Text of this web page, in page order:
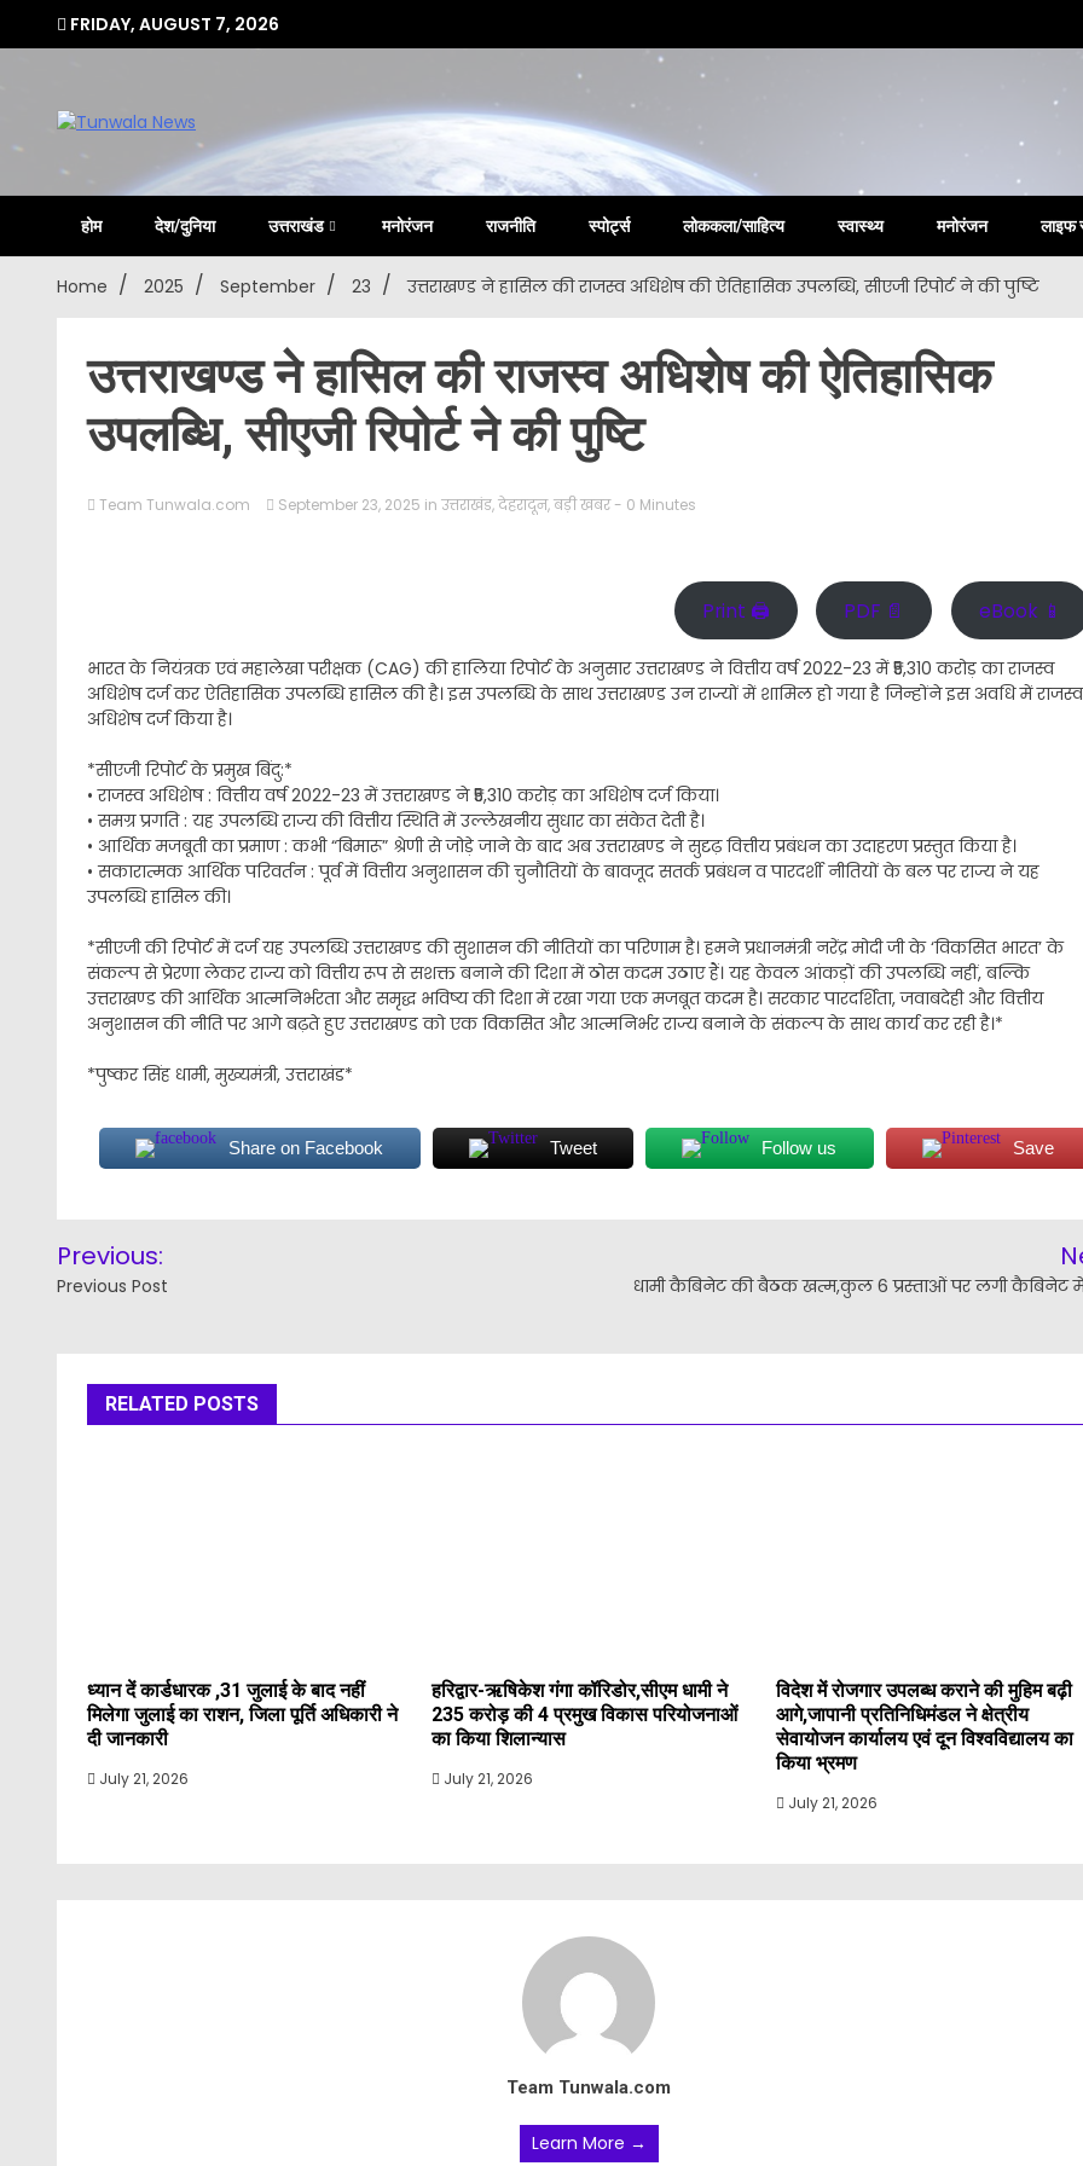
FRIDAY, AUGUST 7, 2026
Tunwala
Uttarakhand Hindi News Portal
होम देश/दुनिया उत्तराखंड मनोरंजन राजनीति स्पोर्ट्स लोककला/साहित्य स्वास्थ्य मनोरंजन लाइफ
Home 2025 September 23 उत्तराखण्ड ने हासिल की राजस्व अधिशेष की ऐतिहासिक उपलब्धि, सीएजी रिपोर्ट ने की पुष्टि
उत्तराखण्ड ने हासिल की राजस्व अधिशेष की ऐतिहासिक
उपलब्धि, सीएजी रिपोर्ट ने की पुष्टि
Team Tunwala.com September 23, 2025 in उत्तराखंड,देहरादून,बड़ी खबर - 0 Minutes
Print 🖨 PDF 📄 eBook 📱
भारत के नियंत्रक एवं महालेखा परीक्षक (CAG) की हालिया रिपोर्ट के अनुसार उत्तराखण्ड ने वित्तीय वर्ष 2022-23 में ₹5,310 करोड़ का राजस्व
अधिशेष दर्ज कर ऐतिहासिक उपलब्धि हासिल की है। इस उपलब्धि के साथ उत्तराखण्ड उन राज्यों में शामिल हो गया है जिन्होंने इस अवधि में राजस्व
अधिशेष दर्ज किया है।
*सीएजी रिपोर्ट के प्रमुख बिंदु:*
• राजस्व अधिशेष : वित्तीय वर्ष 2022-23 में उत्तराखण्ड ने ₹5,310 करोड़ का अधिशेष दर्ज किया।
• समग्र प्रगति : यह उपलब्धि राज्य की वित्तीय स्थिति में उल्लेखनीय सुधार का संकेत देती है।
• आर्थिक मजबूती का प्रमाण : कभी “बिमारू” श्रेणी से जोड़े जाने के बाद अब उत्तराखण्ड ने सुदृढ़ वित्तीय प्रबंधन का उदाहरण प्रस्तुत किया है।
• सकारात्मक आर्थिक परिवर्तन : पूर्व में वित्तीय अनुशासन की चुनौतियों के बावजूद सतर्क प्रबंधन व पारदर्शी नीतियों के बल पर राज्य ने यह
उपलब्धि हासिल की।
*सीएजी की रिपोर्ट में दर्ज यह उपलब्धि उत्तराखण्ड की सुशासन की नीतियों का परिणाम है। हमने प्रधानमंत्री नरेंद्र मोदी जी के ‘विकसित भारत’ के
संकल्प से प्रेरणा लेकर राज्य को वित्तीय रूप से सशक्त बनाने की दिशा में ठोस कदम उठाए हैं। यह केवल आंकड़ों की उपलब्धि नहीं, बल्कि
उत्तराखण्ड की आर्थिक आत्मनिर्भरता और समृद्ध भविष्य की दिशा में रखा गया एक मजबूत कदम है। सरकार पारदर्शिता, जवाबदेही और वित्तीय
अनुशासन की नीति पर आगे बढ़ते हुए उत्तराखण्ड को एक विकसित और आत्मनिर्भर राज्य बनाने के संकल्प के साथ कार्य कर रही है।*
*पुष्कर सिंह धामी, मुख्यमंत्री, उत्तराखंड*
Share on Facebook Tweet Follow us Save
navigation
Previous:
Previous Post धामी कैबिनेट की बैठक खत्म,कुल 6 प्रस्ताओं पर लगी कैबिनेट
RELATED POSTS
ध्यान दें कार्डधारक ,31 जुलाई के बाद नहीं
मिलेगा जुलाई का राशन, जिला पूर्ति अधिकारी ने
दी जानकारी
July 21, 2026
हरिद्वार-ऋषिकेश गंगा कॉरिडोर,सीएम धामी ने
235 करोड़ की 4 प्रमुख विकास परियोजनाओं
का किया शिलान्यास
July 21, 2026
विदेश में रोजगार उपलब्ध कराने की मुहिम बढ़ी
आगे,जापानी प्रतिनिधिमंडल ने क्षेत्रीय
सेवायोजन कार्यालय एवं दून विश्वविद्यालय का
किया भ्रमण
July 21, 2026
Team Tunwala.com
Learn More →